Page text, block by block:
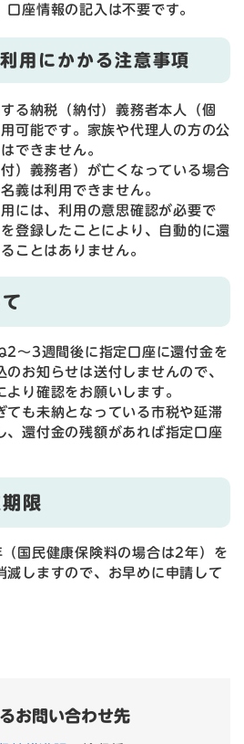
座情報の記入は不要です。
用にかかる注意事項
る納税（納付）義務者本人（個
可能です。家族や代理人の方の公
できません。
）義務者）が亡くなっている場合
義は利用できません。
には、利用の意思確認が必要で
登録したことにより、自動的に還
ことはありません。
2～3週間後に指定口座に還付金を
お知らせは送付しませんので、
り確認をお願いします。
も未納となっている市税や延滞
、還付金の残額があれば指定口座
限
国民健康保険料の場合は2年）を
滅しますので、お早めに申請して
お問い合わせ先